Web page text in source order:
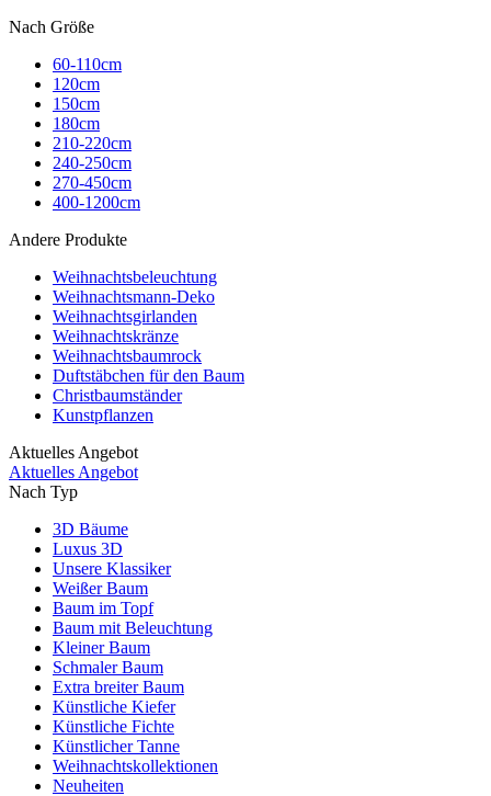
Nach Größe
60-110cm
120cm
150cm
180cm
210-220cm
240-250cm
270-450cm
400-1200cm
Andere Produkte
Weihnachtsbeleuchtung
Weihnachtsmann-Deko
Weihnachtsgirlanden
Weihnachtskränze
Weihnachtsbaumrock
Duftstäbchen für den Baum
Christbaumständer
Kunstpflanzen
Aktuelles Angebot
Aktuelles Angebot
Nach Typ
3D Bäume
Luxus 3D
Unsere Klassiker
Weißer Baum
Baum im Topf
Baum mit Beleuchtung
Kleiner Baum
Schmaler Baum
Extra breiter Baum
Künstliche Kiefer
Künstliche Fichte
Künstlicher Tanne
Weihnachtskollektionen
Neuheiten